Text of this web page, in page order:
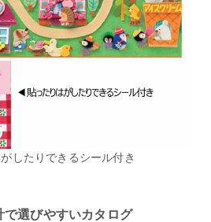
したりできるシール付き
選びやすいカタログ